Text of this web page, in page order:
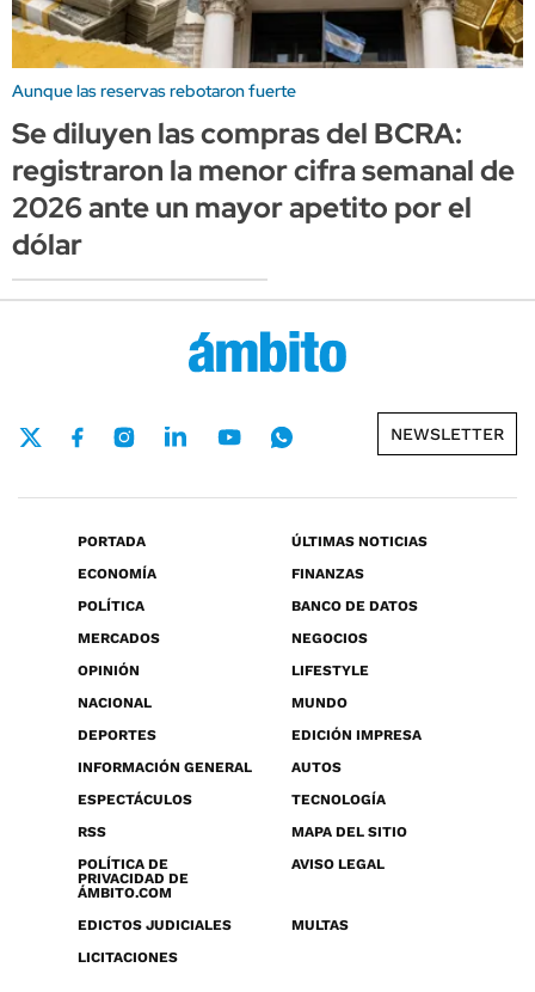
Aunque las reservas rebotaron fuerte
Se diluyen las compras del BCRA:
registraron la menor cifra semanal de
2026 ante un mayor apetito por el
dólar
NEWSLETTER
PORTADA
ÚLTIMAS NOTICIAS
ECONOMÍA
FINANZAS
POLÍTICA
BANCO DE DATOS
MERCADOS
NEGOCIOS
OPINIÓN
LIFESTYLE
NACIONAL
MUNDO
DEPORTES
EDICIÓN IMPRESA
INFORMACIÓN GENERAL
AUTOS
ESPECTÁCULOS
TECNOLOGÍA
RSS
MAPA DEL SITIO
POLÍTICA DE
PRIVACIDAD DE
ÁMBITO.COM
AVISO LEGAL
EDICTOS JUDICIALES
MULTAS
LICITACIONES